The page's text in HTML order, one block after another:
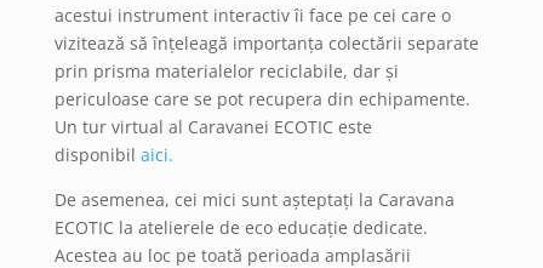
acestui instrument interactiv îi face pe cei care o
vizitează să înțeleagă importanța colectării separate
prin prisma materialelor reciclabile, dar și
periculoase care se pot recupera din echipamente.
Un tur virtual al Caravanei ECOTIC este
disponibil aici.
De asemenea, cei mici sunt așteptați la Caravana
ECOTIC la atelierele de eco educație dedicate.
Acestea au loc pe toată perioada amplasării